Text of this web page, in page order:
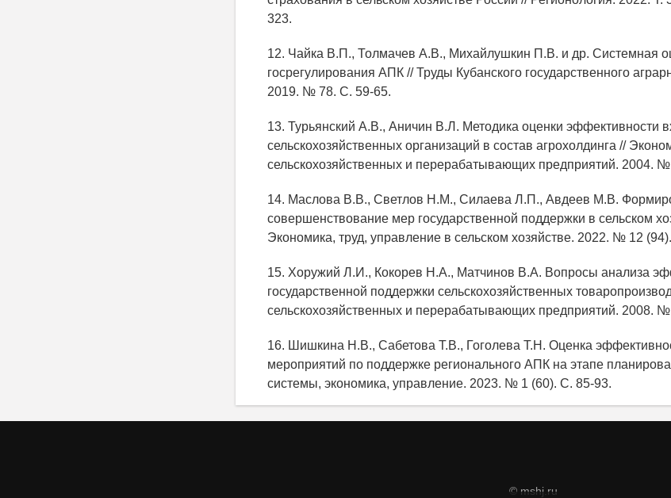
323.
12. Чайка В.П., Толмачев А.В., Михайлушкин П.В. и др. Системная
госрегулирования АПК // Труды Кубанского государственного
2019. № 78. С. 59-65.
13. Турьянский А.В., Аничин В.Л. Методика оценки эффективности
сельскохозяйственных организаций в состав агрохолдинга //
сельскохозяйственных и перерабатывающих предприятий. 2004.
14. Маслова В.В., Светлов Н.М., Силаева Л.П., Авдеев М.В.
совершенствование мер государственной поддержки в сельском
Экономика, труд, управление в сельском хозяйстве. 2022. № 12
15. Хоружий Л.И., Кокорев Н.А., Матчинов В.А. Вопросы анализа
государственной поддержки сельскохозяйственных
сельскохозяйственных и перерабатывающих предприятий. 2008.
16. Шишкина Н.В., Сабетова Т.В., Гоголева Т.Н. Оценка
мероприятий по поддержке регионального АПК на этапе
системы, экономика, управление. 2023. № 1 (60). С. 85-93.
© mshj.ru